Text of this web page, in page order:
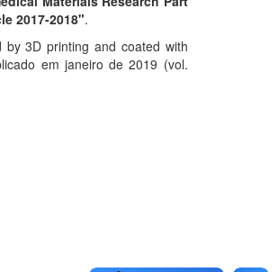
2017-2018".
by 3D printing and coated with
em janeiro de 2019 (vol.